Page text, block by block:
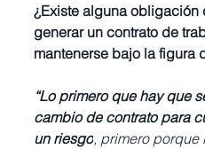
¿Existe alguna
generar un contrato de
mantenerse bajo la figura
“Lo primero que hay que
cambio de contrato para
un riesgo, primero porque